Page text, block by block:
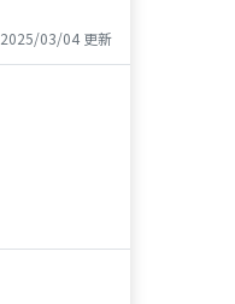
2025/03/04 更新